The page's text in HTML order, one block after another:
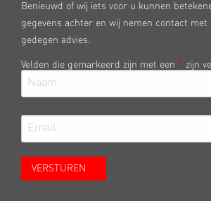
Benieuwd of wij iets voor u kunnen
gegevens achter en wij nemen contact met
gedegen advies.
Velden die gemarkeerd zijn met een * zijn